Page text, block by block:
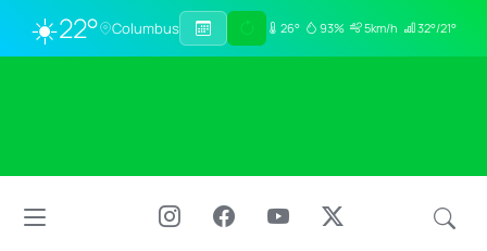
☀️22° Columbus 26° 93% 5km/h 32°/21°